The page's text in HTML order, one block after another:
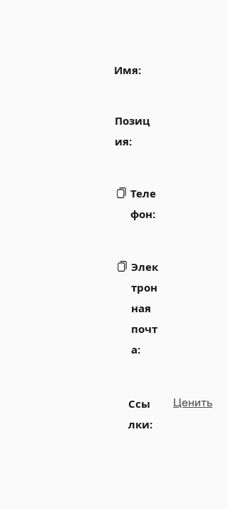
Имя:
Позиц
ия:
Теле
фон:
Элек
трон
ная
почт
а:
Ссы
лки:
Ценить